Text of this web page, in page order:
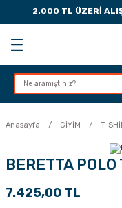
2.000 TL ÜZERİ
MANDALI
Anasayfa GİYİM T-
BERETTA
7.425,00 TL